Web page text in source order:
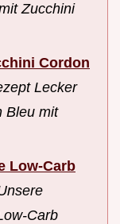
Zucchini
Cordon
Lecker
Bleu mit
Low-Carb
Carb